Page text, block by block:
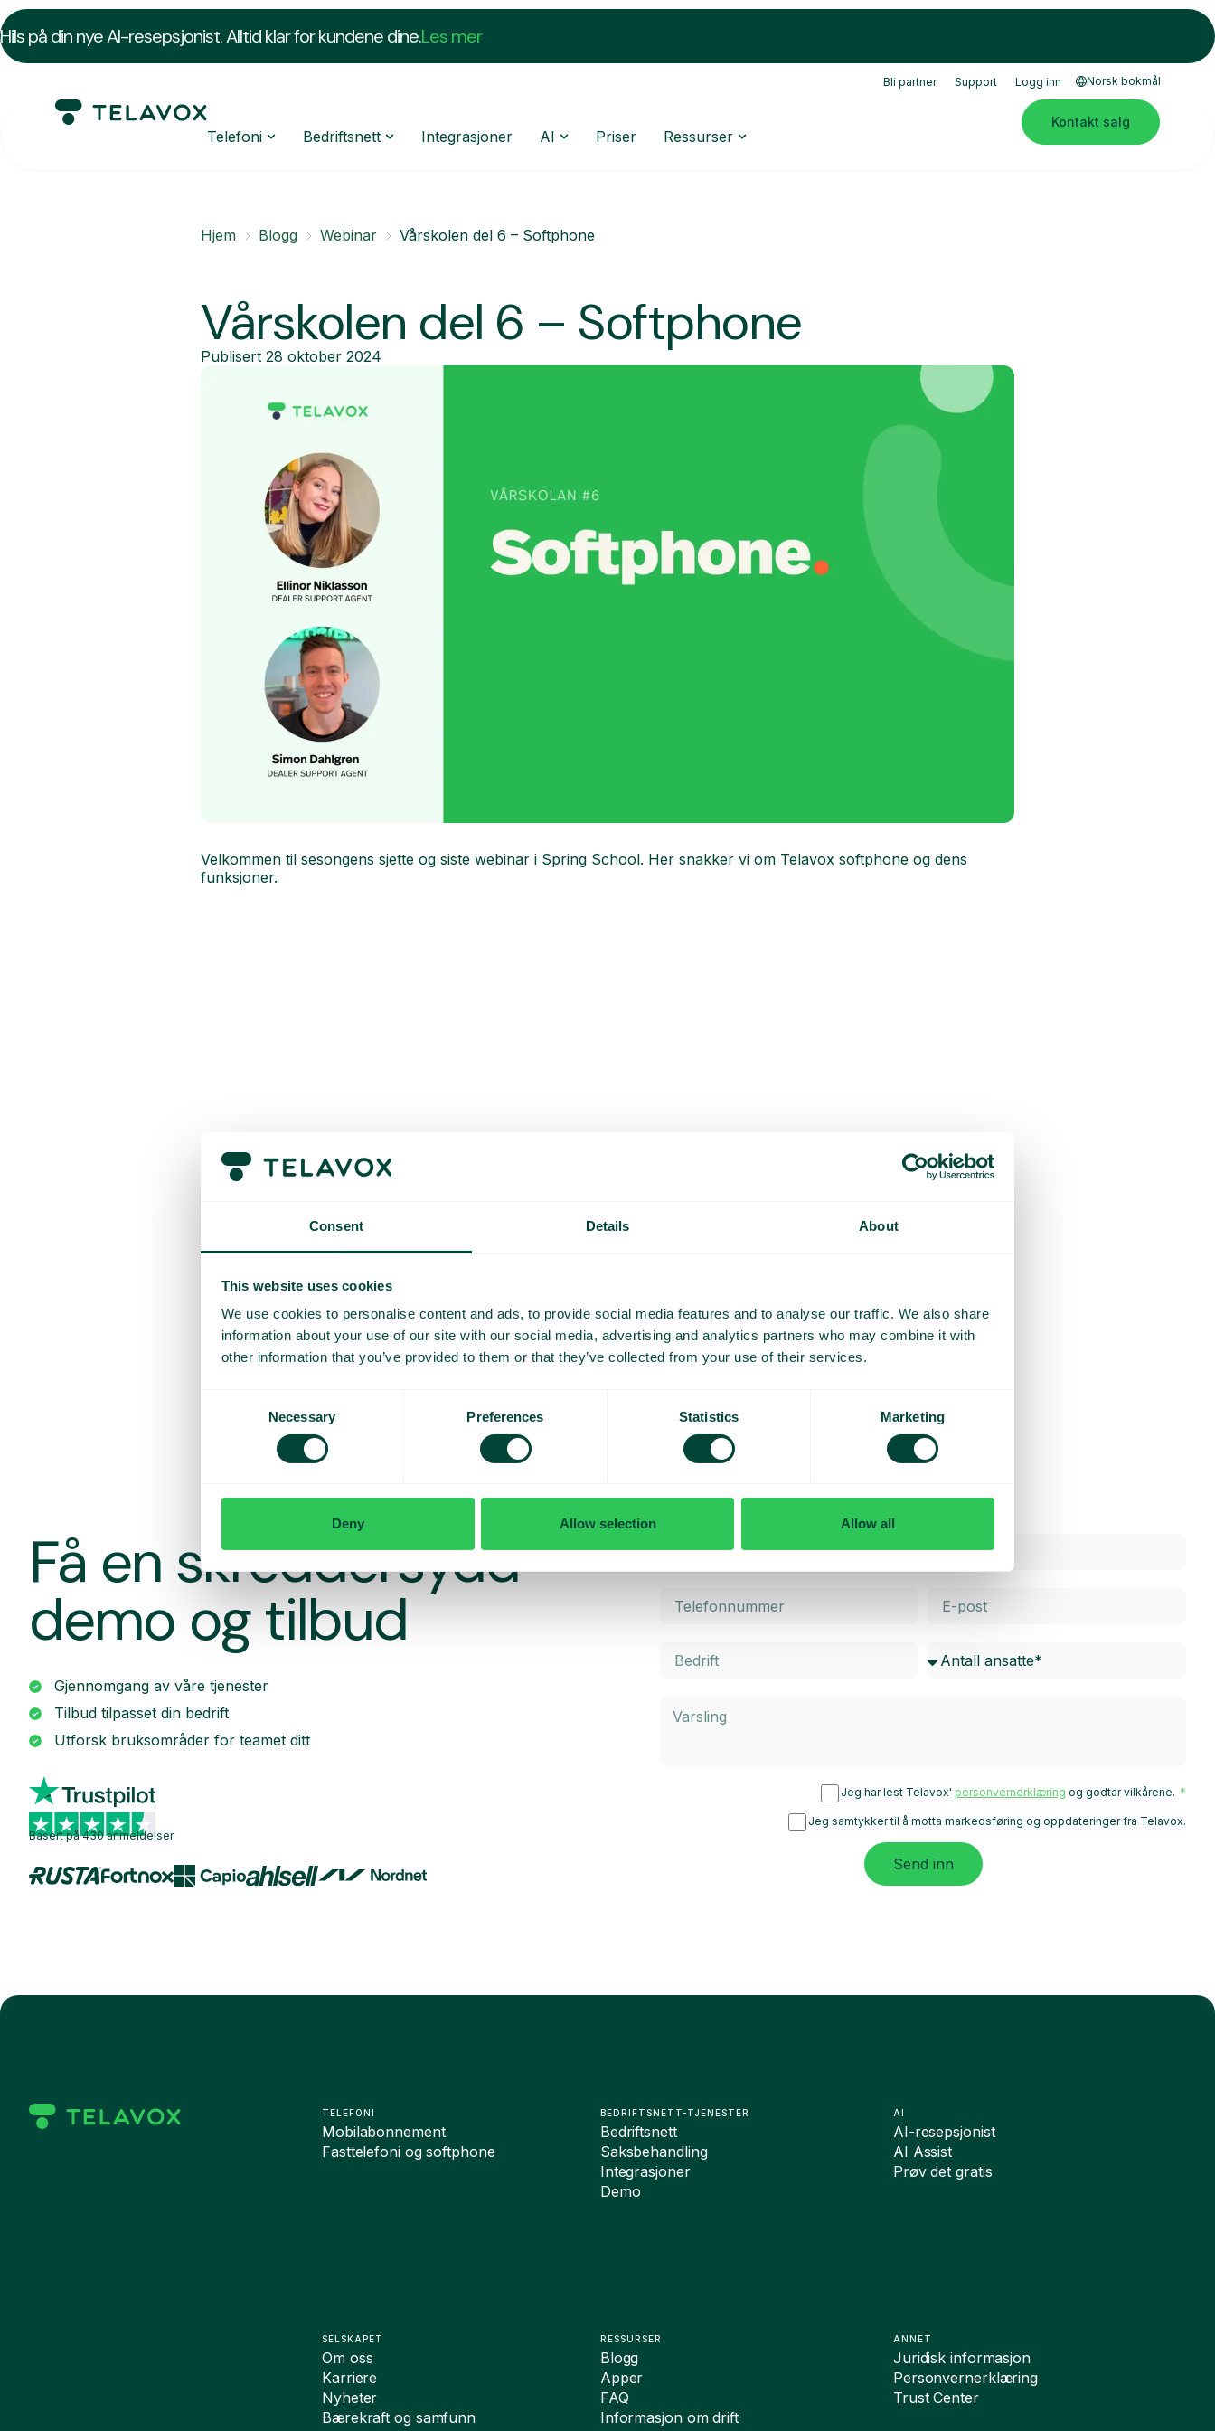
Consent Details About
This website uses cookies
We use cookies to personalise content and ads, to provide social media features and to analyse our traffic. We also share
information about your use of our site with our social media, advertising and analytics partners who may combine it with
other information that you’ve provided to them or that they’ve collected from your use of their services.
Necessary Preferences Statistics Marketing
Deny Allow selection Allow all
Hils på din nye AI-resepsjonist. Alltid klar for kundene dine.Les mer
Bli partner Support Logg inn Norsk bokmål
Telefoni Bedriftsnett Integrasjoner AI Priser Ressurser
Kontakt salg
Hjem Blogg Webinar Vårskolen del 6 – Softphone
Vårskolen del 6 – Softphone
Publisert 28 oktober 2024
Velkommen til sesongens sjette og siste webinar i Spring School. Her snakker vi om Telavox softphone og dens
funksjoner.
Få en skreddersydd
demo og tilbud
Gjennomgang av våre tjenester
Tilbud tilpasset din bedrift
Utforsk bruksområder for teamet ditt
Basert på 430 anmeldelser
Jeg har lest Telavox' personvernerklæring og godtar vilkårene.
Jeg samtykker til å motta markedsføring og oppdateringer fra Telavox.
Send inn
TELEFONI
Mobilabonnement
Fasttelefoni og softphone
SELSKAPET
Om oss
Karriere
Nyheter
Bærekraft og samfunn
BEDRIFTSNETT-TJENESTER
Bedriftsnett
Saksbehandling
Integrasjoner
Demo
RESSURSER
Blogg
Apper
FAQ
Informasjon om drift
AI
AI-resepsjonist
AI Assist
Prøv det gratis
ANNET
Juridisk informasjon
Personvernerklæring
Trust Center